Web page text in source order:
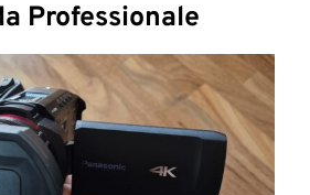
Professionale